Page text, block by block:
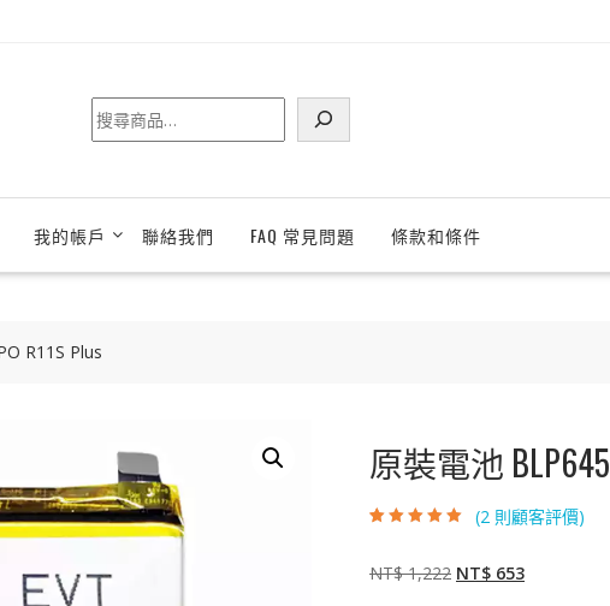
搜
尋
我的帳戶 聯絡我們 FAQ 常見問題 條款和條件
R11S Plus
原裝電池 BLP645
行評分
(2 則顧客評價)
NT$1,222 原
NT$ 653目